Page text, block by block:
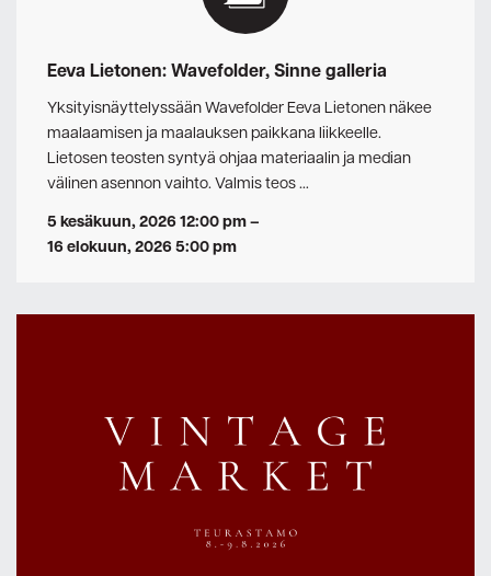
Eeva Lietonen: Wavefolder, Sinne galleria
Yksityisnäyttelyssään Wavefolder Eeva Lietonen näkee
maalaamisen ja maalauksen paikkana liikkeelle.
Lietosen teosten syntyä ohjaa materiaalin ja median
välinen asennon vaihto. Valmis teos …
5 kesäkuun, 2026 12:00 pm–
16 elokuun, 2026 5:00 pm